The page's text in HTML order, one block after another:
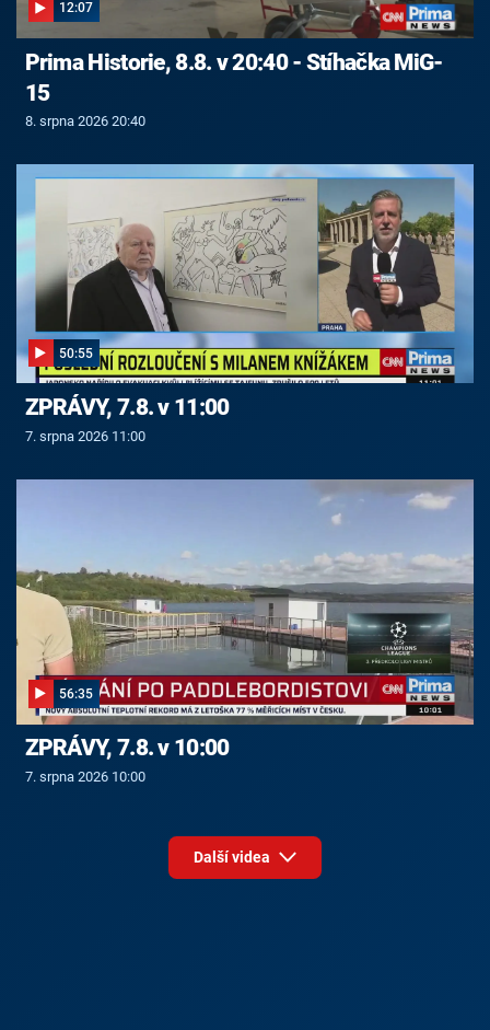
12:07
Prima Historie, 8.8. v 20:40 - Stíhačka MiG-
15
8. srpna 2026 20:40
50:55
ZPRÁVY, 7.8. v 11:00
7. srpna 2026 11:00
56:35
ZPRÁVY, 7.8. v 10:00
7. srpna 2026 10:00
Další videa